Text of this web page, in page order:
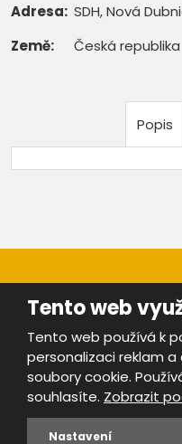
Adresa: SDH, Nová
Země:
Česká republika
Popis
Provozovatel portálu
Mapa stránek |
Tento web
Tento web používá k
personalizaci reklam
soubory cookie.
souhlasíte. Zobrazit
Nastavení